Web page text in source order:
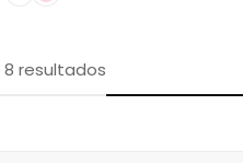
8 resultados